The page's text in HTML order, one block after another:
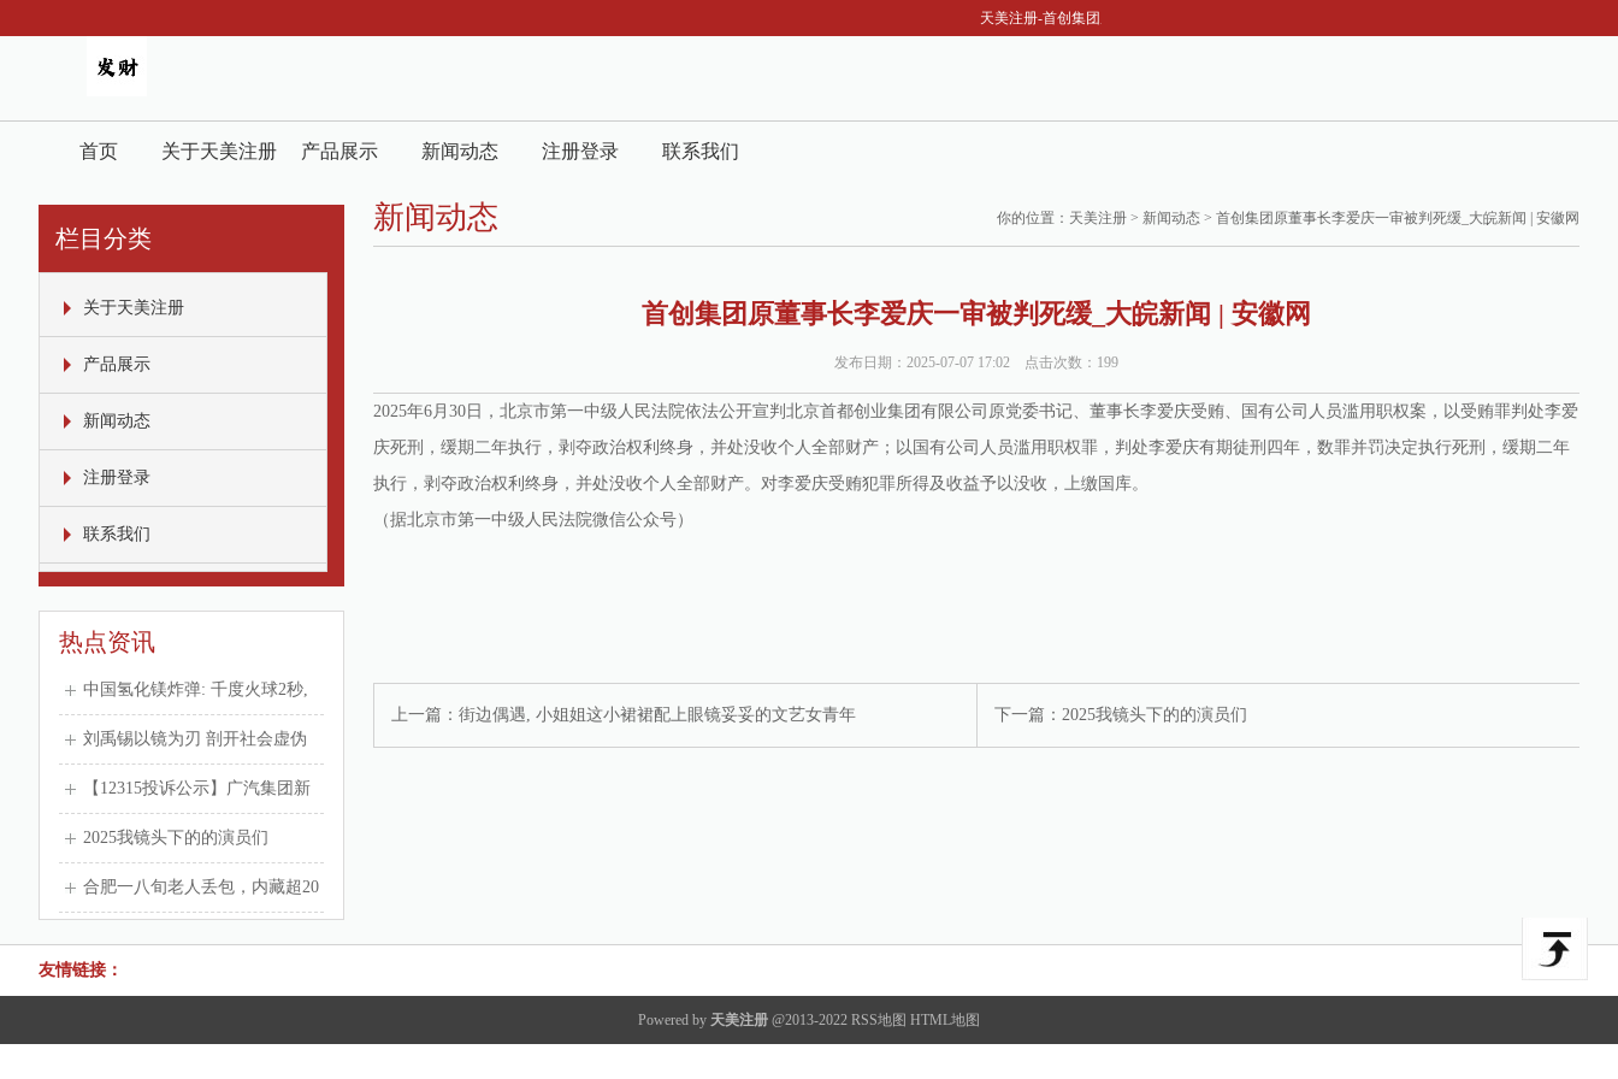
天美注册-首创集团原董事长李爱庆一审被判死缓_大皖新闻 | 安徽网
首页 关于天美注册 产品展示 新闻动态 注册登录 联系我们
栏目分类
关于天美注册
产品展示
新闻动态
注册登录
联系我们
热点资讯
中国氢化镁炸弹: 千度火球2秒,
威力超TNT15倍, 无核威慑台海
刘禹锡以镜为刃 剖开社会虚伪
白居易以镜为媒，寄托永恒情谊
_批判_明月_
【12315投诉公示】广汽集团新
增3件投诉公示，涉及其他售后
服务问题等
2025我镜头下的的演员们
合肥一八旬老人丢包，内藏超20
新闻动态 你的位置： 天美注册 > 新闻动态 > 首创集团原董事长李爱庆一审被判死缓_大皖新闻 | 安徽网
首创集团原董事长李爱庆一审被判死缓_大皖新闻 | 安徽网
发布日期：2025-07-07 17:02 点击次数：199
2025年6月30日，北京市第一中级人民法院依法公开宣判北京首都创业集团有限公司原党委书记、董事长李爱庆受贿、国有公司人员滥用职权案，以受贿罪判处李爱
庆死刑，缓期二年执行，剥夺政治权利终身，并处没收个人全部财产；以国有公司人员滥用职权罪，判处李爱庆有期徒刑四年，数罪并罚决定执行死刑，缓期二年
执行，剥夺政治权利终身，并处没收个人全部财产。对李爱庆受贿犯罪所得及收益予以没收，上缴国库。
（据北京市第一中级人民法院微信公众号）
上一篇： 街边偶遇, 小姐姐这小裙裙配上眼镜妥妥的文艺女青年 下一篇： 2025我镜头下的的演员们
友情链接：
Powered by 天美注册 @2013-2022 RSS地图 HTML地图